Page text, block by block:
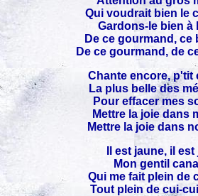
Qui voudrait bien le
Gardons-le bien à
De ce gourmand, ce
De ce gourmand, de
Chante encore, p'tit
La plus belle des
Pour effacer mes
Mettre la joie dans
Mettre la joie dans
Il est jaune, il
Mon gentil
Qui me fait plein de
Tout plein de cui-